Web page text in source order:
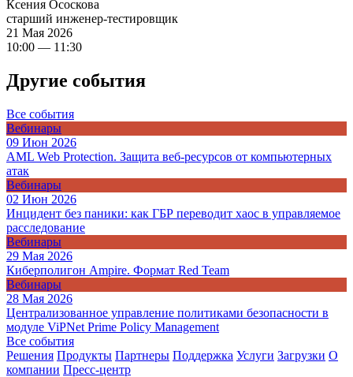
Ксения Ососкова
старший инженер-тестировщик
21 Мая 2026
10:00 — 11:30
Другие события
Все события
Вебинары
09 Июн 2026
AML Web Protection. Защита веб-ресурсов от компьютерных
атак
Вебинары
02 Июн 2026
Инцидент без паники: как ГБР переводит хаос в управляемое
расследование
Вебинары
29 Мая 2026
Киберполигон Ampire. Формат Red Team
Вебинары
28 Мая 2026
Централизованное управление политиками безопасности в
модуле ViPNet Prime Policy Management
Все события
Решения Продукты Партнeры Поддержка Услуги Загрузки О
компании Пресс-центр